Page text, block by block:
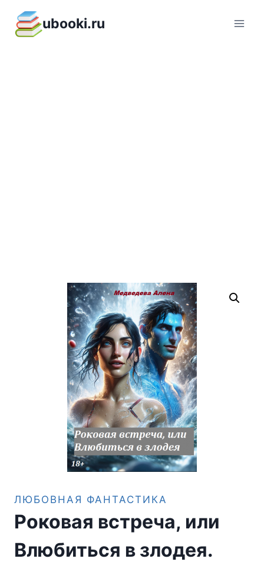
содержимому
ubooki.ru
ЛЮБОВНАЯ ФАНТАСТИКА
Роковая встреча, или
Влюбиться в злодея.